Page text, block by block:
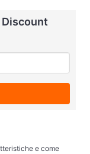
e come